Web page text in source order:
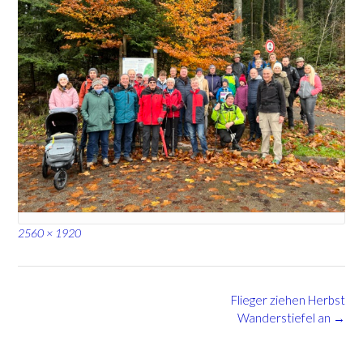
Full
2560 × 1920
Flieger ziehen Herbst
Wanderstiefel an →